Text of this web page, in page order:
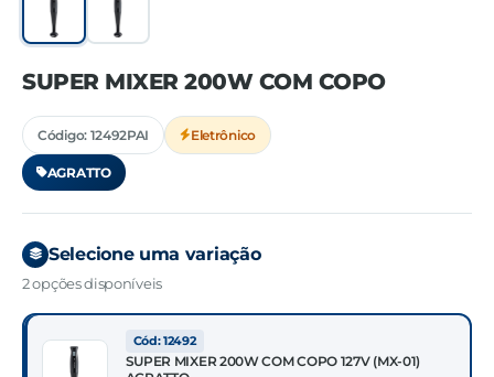
SUPER MIXER 200W COM COPO
Código: 12492PAI Eletrônico
AGRATTO
Selecione uma variação
2 opções disponíveis
Cód: 12492
SUPER MIXER 200W COM COPO 127V (MX-01)